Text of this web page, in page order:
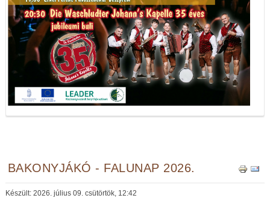
BAKONYJÁKÓ - FALUNAP 2026.
Készült: 2026. július 09. csütörtök, 12:42